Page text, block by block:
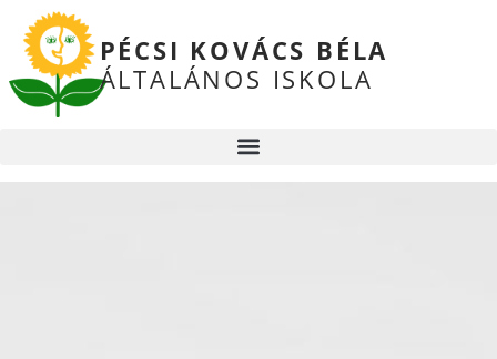
PÉCSI KOVÁCS BÉLA
ÁLTALÁNOS ISKOLA